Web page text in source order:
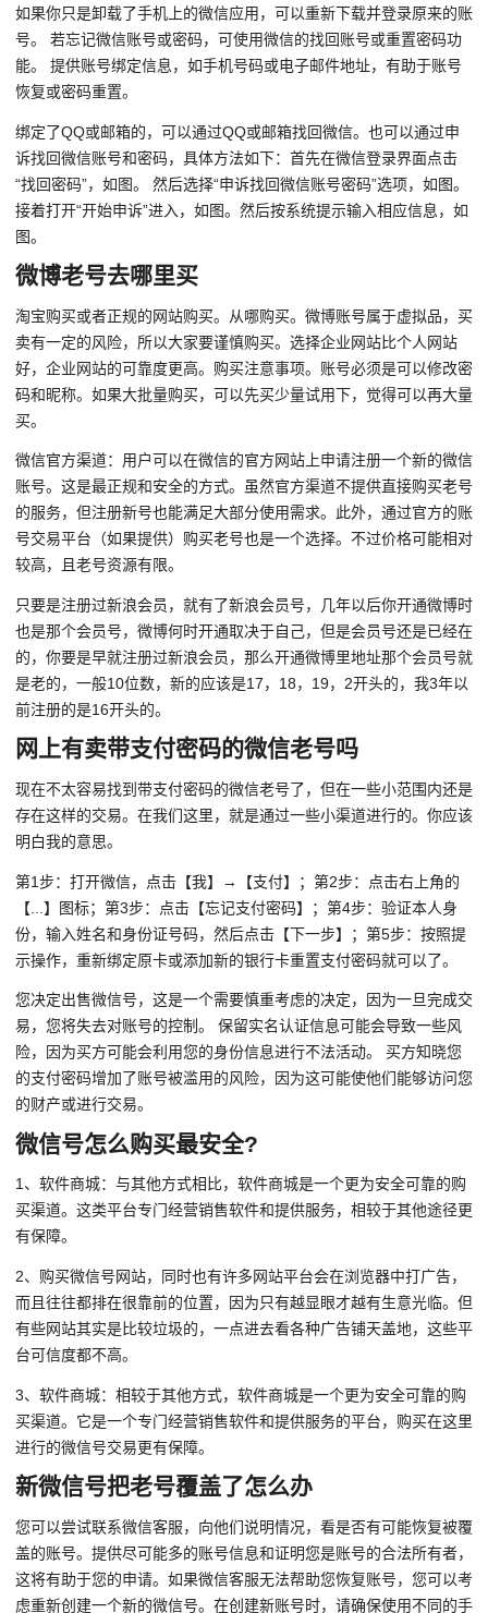
如果你只是卸载了手机上的微信应用，可以重新下载并登录原来的账
号。 若忘记微信账号或密码，可使用微信的找回账号或重置密码功
能。 提供账号绑定信息，如手机号码或电子邮件地址，有助于账号
恢复或密码重置。
绑定了QQ或邮箱的，可以通过QQ或邮箱找回微信。也可以通过申
诉找回微信账号和密码，具体方法如下：首先在微信登录界面点击
“找回密码”，如图。 然后选择“申诉找回微信账号密码”选项，如图。
接着打开“开始申诉”进入，如图。然后按系统提示输入相应信息，如
图。
微博老号去哪里买
淘宝购买或者正规的网站购买。从哪购买。微博账号属于虚拟品，买
卖有一定的风险，所以大家要谨慎购买。选择企业网站比个人网站
好，企业网站的可靠度更高。购买注意事项。账号必须是可以修改密
码和昵称。如果大批量购买，可以先买少量试用下，觉得可以再大量
买。
微信官方渠道：用户可以在微信的官方网站上申请注册一个新的微信
账号。这是最正规和安全的方式。虽然官方渠道不提供直接购买老号
的服务，但注册新号也能满足大部分使用需求。此外，通过官方的账
号交易平台（如果提供）购买老号也是一个选择。不过价格可能相对
较高，且老号资源有限。
只要是注册过新浪会员，就有了新浪会员号，几年以后你开通微博时
也是那个会员号，微博何时开通取决于自己，但是会员号还是已经在
的，你要是早就注册过新浪会员，那么开通微博里地址那个会员号就
是老的，一般10位数，新的应该是17，18，19，2开头的，我3年以
前注册的是16开头的。
网上有卖带支付密码的微信老号吗
现在不太容易找到带支付密码的微信老号了，但在一些小范围内还是
存在这样的交易。在我们这里，就是通过一些小渠道进行的。你应该
明白我的意思。
第1步：打开微信，点击【我】→【支付】；第2步：点击右上角的
【...】图标；第3步：点击【忘记支付密码】；第4步：验证本人身
份，输入姓名和身份证号码，然后点击【下一步】；第5步：按照提
示操作，重新绑定原卡或添加新的银行卡重置支付密码就可以了。
您决定出售微信号，这是一个需要慎重考虑的决定，因为一旦完成交
易，您将失去对账号的控制。 保留实名认证信息可能会导致一些风
险，因为买方可能会利用您的身份信息进行不法活动。 买方知晓您
的支付密码增加了账号被滥用的风险，因为这可能使他们能够访问您
的财产或进行交易。
微信号怎么购买最安全?
1、软件商城：与其他方式相比，软件商城是一个更为安全可靠的购
买渠道。这类平台专门经营销售软件和提供服务，相较于其他途径更
有保障。
2、购买微信号网站，同时也有许多网站平台会在浏览器中打广告，
而且往往都排在很靠前的位置，因为只有越显眼才越有生意光临。但
有些网站其实是比较垃圾的，一点进去看各种广告铺天盖地，这些平
台可信度都不高。
3、软件商城：相较于其他方式，软件商城是一个更为安全可靠的购
买渠道。它是一个专门经营销售软件和提供服务的平台，购买在这里
进行的微信号交易更有保障。
新微信号把老号覆盖了怎么办
您可以尝试联系微信客服，向他们说明情况，看是否有可能恢复被覆
盖的账号。提供尽可能多的账号信息和证明您是账号的合法所有者，
这将有助于您的申请。如果微信客服无法帮助您恢复账号，您可以考
虑重新创建一个新的微信号。在创建新账号时，请确保使用不同的手